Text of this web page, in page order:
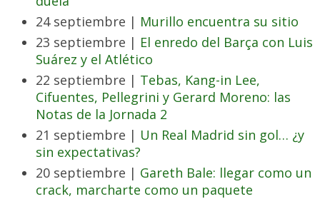
24 septiembre | Murillo encuentra su sitio
23 septiembre | El enredo del Barça con Luis
Suárez y el Atlético
22 septiembre | Tebas, Kang-in Lee,
Cifuentes, Pellegrini y Gerard Moreno: las
Notas de la Jornada 2
21 septiembre | Un Real Madrid sin gol… ¿y
sin expectativas?
20 septiembre | Gareth Bale: llegar como un
crack, marcharte como un paquete